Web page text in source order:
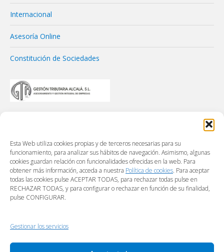
Esta Web utiliza cookies propias y de terceros necesarias para su
funcionamiento, para analizar sus hábitos de navegación. Asimismo, algunas
cookies guardan relación con funcionalidades ofrecidas en la web. Para
obtener más información, acceda a nuestra Política de cookies. Para aceptar
todas las cookies pulse ACEPTAR TODAS, para rechazar todas pulse en
RECHAZAR TODAS, y para configurar o rechazar en función de su finalidad,
pulse CONFIGURAR.
Gestionar los servicios
Internacional
Asesoría Online
Constitución de Sociedades